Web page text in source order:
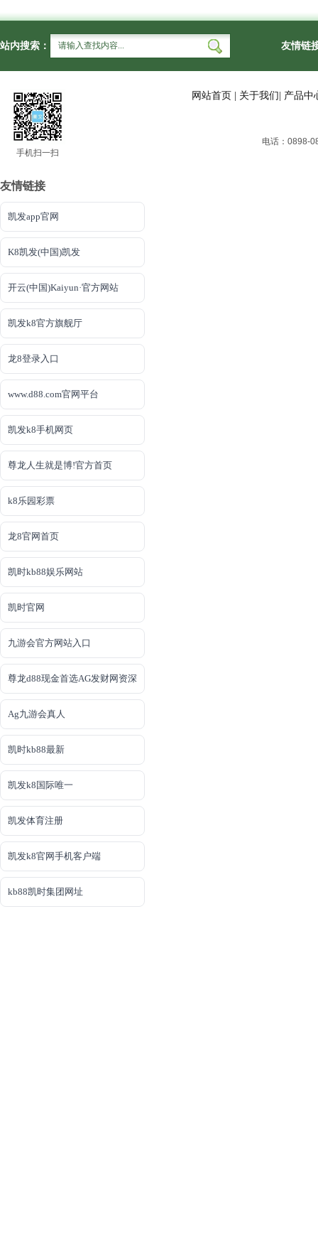
站内搜索： 友情链
手机扫一扫
网站首页 关于我们 产品中
电话：0898-
友情链接
凯发app官网
K8凯发(中国)凯发
开云(中国)Kaiyun·官方网站
凯发k8官方旗舰厅
龙8登录入口
www.d88.com官网平台
凯发k8手机网页
尊龙人生就是博!官方首页
k8乐园彩票
龙8官网首页
凯时kb88娱乐网站
凯时官网
九游会官方网站入口
尊龙d88现金首选AG发财网资深
Ag九游会真人
凯时kb88最新
凯发k8国际唯一
凯发体育注册
凯发k8官网手机客户端
kb88凯时集团网址